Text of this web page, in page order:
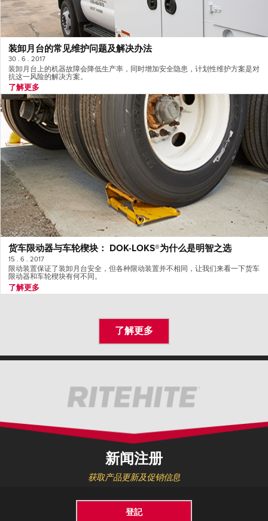
装卸月台的常见维护问题及解决办法
30 . 6 . 2017
装卸月台上的机器故障会降低生产率，同时增加安全隐患，计划性维护方案是对
抗这一风险的解决方案。
了解更多
货车限动器与车轮楔块： DOK-LOKS®为什么是明智之选
15 . 6 . 2017
限动装置保证了装卸月台安全，但各种限动装置并不相同，让我们来看一下货车
限动器和车轮楔块有何不同。
了解更多
了解更多
新闻注册
获取产品更新及促销信息
登記